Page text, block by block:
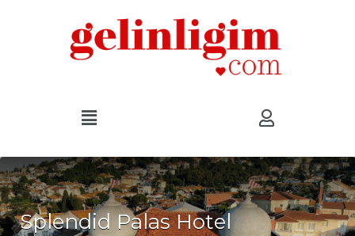
Splendid Palas Hotel